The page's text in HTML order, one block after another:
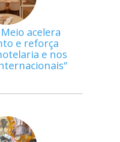
acelera
e reforça
e nos